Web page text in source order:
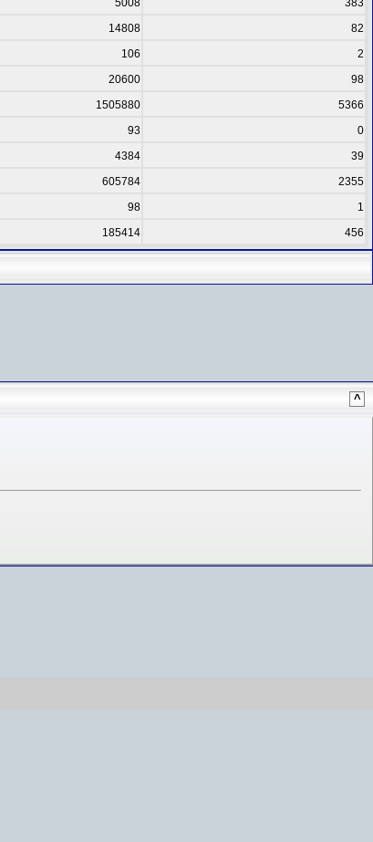
14808
82
106
2
20600
98
1505880
5366
93
0
4384
39
605784
2355
98
1
185414 456
^